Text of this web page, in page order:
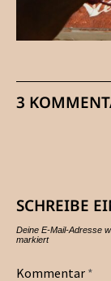
3
SCHREIBE
Deine E-Mail-Adresse
markiert
Kommentar *